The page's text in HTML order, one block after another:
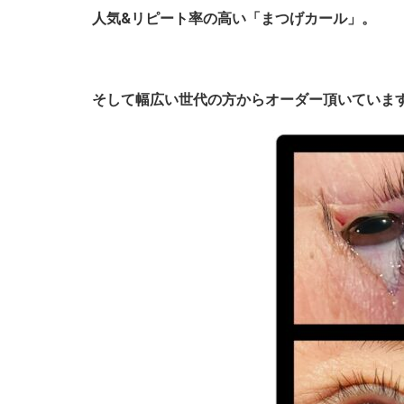
人気&リピート率の高い「まつげカール」。
そして幅広い世代の方からオーダー頂いていま